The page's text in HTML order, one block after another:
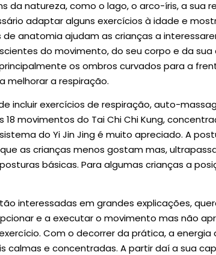
da natureza, como o lago, o arco-íris, a sua
adaptar alguns exercícios à idade e
de anatomia ajudam as crianças a
do movimento, do seu corpo e da sua
os ombros curvados para a
melhorar a respiração.
incluir exercícios de respiração, auto-
movimentos do Tai Chi Chi Kung,
do Yi Jin Jing é muito apreciado. A
as crianças menos gostam mas,
básicas. Para algumas crianças a
interessadas em grandes explicações,
e a executar o movimento mas não
Com o decorrer da prática, a energia
calmas e concentradas. A partir daí a sua